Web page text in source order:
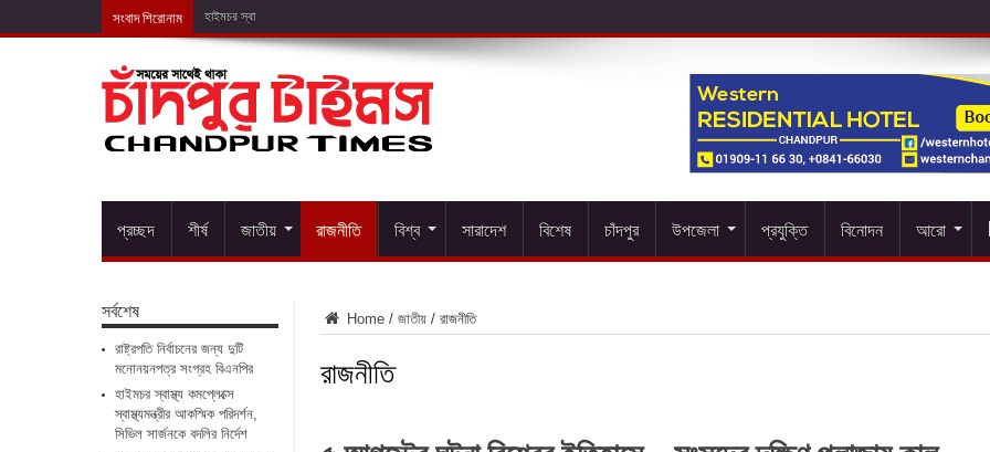
সংবাদ শিরোনাম হাইমচর স্বাস্থ্য কমপ্লেক্সে স্বাস্
প্রচ্ছদ শীর্ষ জাতীয় রাজনীতি বিশ্ব সারাদেশ বিশেষ চাঁদপুর উপজেলা প্রযুক্তি বিনোদন আরো
Home / জাতীয় / রাজনীতি
রাজনীতি
সর্বশেষ
রাষ্ট্রপতি নির্বাচনের জন্য দুটি
মনোনয়নপত্র সংগ্রহ বিএনপির
হাইমচর স্বাস্থ্য কমপ্লেক্সে
স্বাস্থ্যমন্ত্রীর আকস্মিক পরিদর্শন,
সিভিল সার্জনকে বদলির নির্দেশ